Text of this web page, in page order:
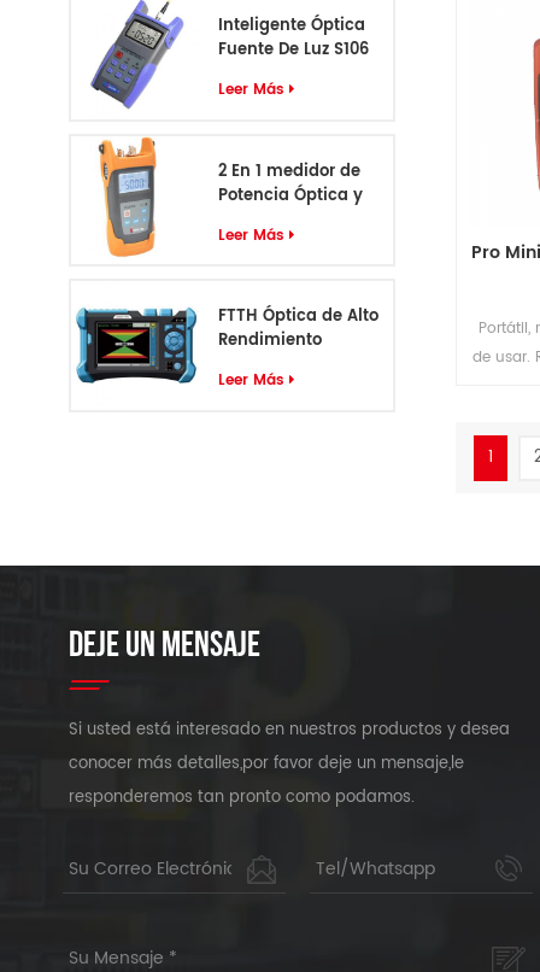
Inteligente Óptica
Fuente De Luz S106
Leer Más
2 En 1 medidor de
Potencia Óptica y
Leer Más
FTTH Óptica de Alto
Rendimiento
Cable S-55
Leer Más
de
peso
Pro
Portátil,
de usar.
de
1
DEJE UN MENSAJE
Si usted está interesado en nuestros productos y desea
conocer más detalles,por favor deje un mensaje,le
responderemos tan pronto como podamos.